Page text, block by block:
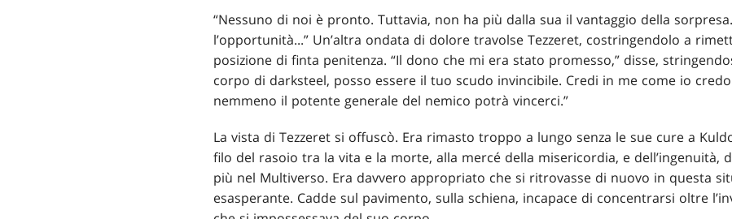
“Nessuno di noi è pronto. Tuttavia, non ha più dalla sua il vantaggio della
l’opportunità...” Un’altra ondata di dolore travolse Tezzeret, costringendolo a
posizione di finta penitenza. “Il dono che mi era stato promesso,” disse,
corpo di darksteel, posso essere il tuo scudo invincibile. Credi in me come io
nemmeno il potente generale del nemico potrà vincerci.”
La vista di Tezzeret si offuscò. Era rimasto troppo a lungo senza le sue cure a
filo del rasoio tra la vita e la morte, alla mercé della misericordia, e dell’ingenuità,
più nel Multiverso. Era davvero appropriato che si ritrovasse di nuovo in questa
esasperante. Cadde sul pavimento, sulla schiena, incapace di concentrarsi oltre